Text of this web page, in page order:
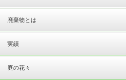
廃棄物とは
実績
庭の花々